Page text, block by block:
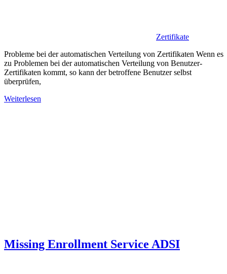
Zertifikate
Probleme bei der automatischen Verteilung von Zertifikaten Wenn es
zu Problemen bei der automatischen Verteilung von Benutzer-
Zertifikaten kommt, so kann der betroffene Benutzer selbst
überprüfen,
Weiterlesen
Missing Enrollment Service ADSI